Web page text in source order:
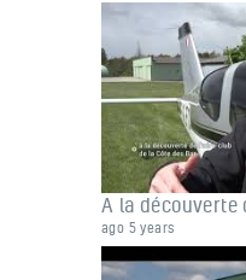
ago 5 years